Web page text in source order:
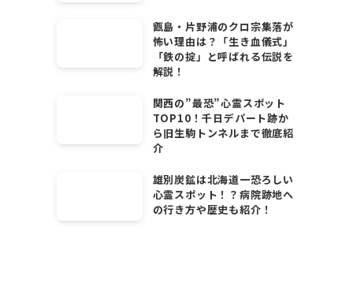
甑島・片野浦のクロ宗集落が
怖い理由は？「生き血儀式」
「鉄の掟」と呼ばれる伝説を
解説！
関西の”最恐”心霊スポット
TOP10！千日デパート跡か
ら旧生駒トンネルまで徹底紹
介
雄別炭鉱は北海道一恐ろしい
心霊スポット！？病院跡地へ
の行き方や歴史も紹介！